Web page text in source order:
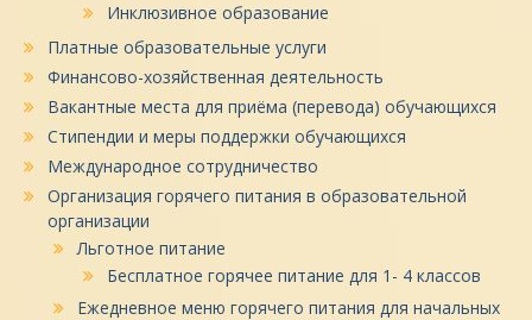
Инклюзивное образование
Платные образовательные услуги
Финансово-хозяйственная деятельность
Вакантные места для приёма (перевода) обучающихся
Стипендии и меры поддержки обучающихся
Международное сотрудничество
Организация горячего питания в образовательной
организации
Льготное питание
Бесплатное горячее питание для 1- 4 классов
Ежедневное меню горячего питания для начальных